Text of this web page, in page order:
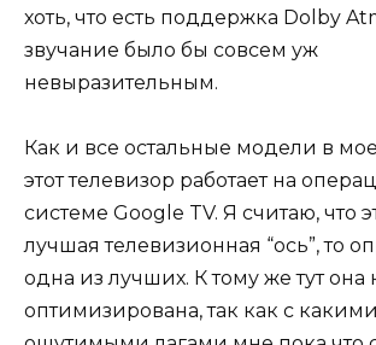
хоть, что есть поддержка Dolby
звучание было бы совсем уж
невыразительным.
Как и все остальные модели в
этот телевизор работает на
системе Google TV. Я считаю, что
лучшая телевизионная “ось”, то
одна из лучших. К тому же тут она
оптимизирована, так как с